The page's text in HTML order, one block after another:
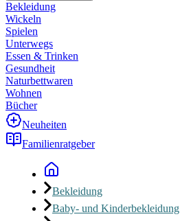
Bekleidung
Wickeln
Spielen
Unterwegs
Essen & Trinken
Gesundheit
Naturbettwaren
Wohnen
Bücher
Neuheiten
Familienratgeber
Bekleidung
Baby- und Kinderbekleidung